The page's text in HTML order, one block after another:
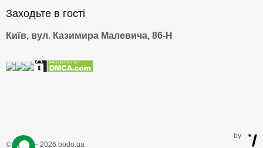
Заходьте в гості
Київ, вул. Казимира Малевича, 86-Н
© 2009 — 2026 bodo.ua
by